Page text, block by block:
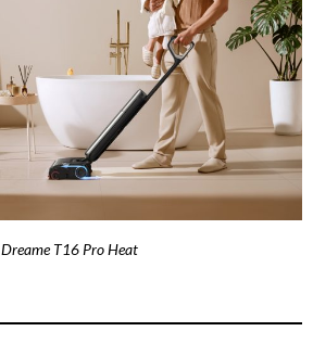
Dreame T16 Pro Heat